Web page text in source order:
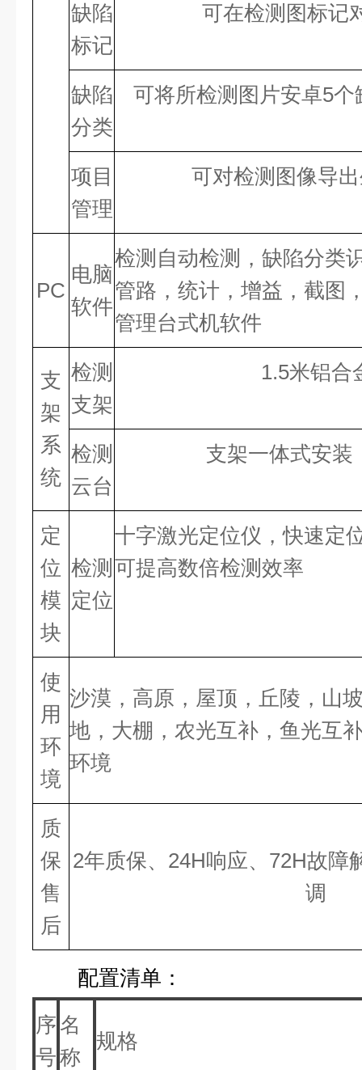
缺陷
标记
可在检测图标记
缺陷
分类
可将所检测图片安卓5个
项目
管理
可对检测图像导
PC
电脑
软件
检测自动检测，缺陷分类
管路，统计，增益，截图
管理台式机软件
支
架
系
统
检测
支架
1.5米铝合
检测
云台
支架一体式安装
定
位
模
块
检测
定位
十字激光定位仪，快速定
可提高数倍检测效率
使
用
环
境
沙漠，高原，屋顶，丘陵，山
地，大棚，农光互补，鱼光互
环境
质
保
售
后
2年质保、 24H响应、 72H故障
调
配置清单：
序
号
名
称
规格